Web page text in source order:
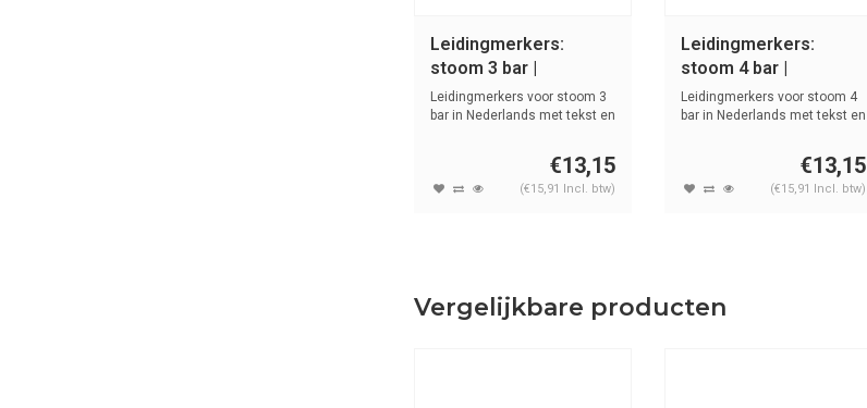
Leidingmerkers:
stoom 3 bar |
Nederlands | Stoom
Leidingmerkers voor stoom 3
bar in Nederlands met tekst en
€13,15
(€15,91 Incl. btw)
Leidingmerkers:
stoom 4 bar |
Nederlands | Stoom
Leidingmerkers voor stoom 4
bar in Nederlands met tekst en
€13,15
(€15,91 Incl. btw)
Vergelijkbare producten